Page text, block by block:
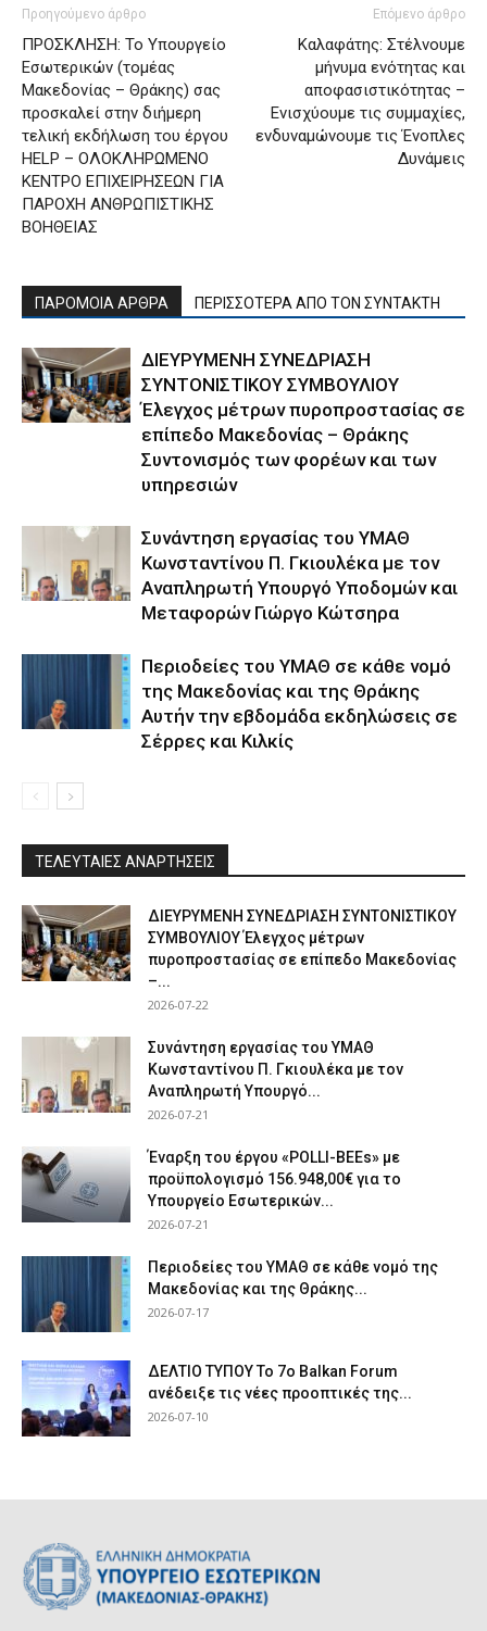
Προηγούμενο άρθρο
ΠΡΟΣΚΛΗΣΗ: Το Υπουργείο
Εσωτερικών (τομέας
Μακεδονίας – Θράκης) σας
προσκαλεί στην διήμερη
τελική εκδήλωση του έργου
HELP – ΟΛΟΚΛΗΡΩΜΕΝΟ
ΚΕΝΤΡΟ ΕΠΙΧΕΙΡΗΣΕΩΝ ΓΙΑ
ΠΑΡΟΧΗ ΑΝΘΡΩΠΙΣΤΙΚΗΣ
ΒΟΗΘΕΙΑΣ
Επόμενο άρθρο
Καλαφάτης: Στέλνουμε
μήνυμα ενότητας και
αποφασιστικότητας –
Ενισχύουμε τις συμμαχίες,
ενδυναμώνουμε τις Ένοπλες
Δυνάμεις
ΠΑΡΟΜΟΙΑ ΑΡΘΡΑ ΠΕΡΙΣΣΟΤΕΡΑ ΑΠΟ ΤΟΝ ΣΥΝΤΑΚΤΗ
ΔΙΕΥΡΥΜΕΝΗ ΣΥΝΕΔΡΙΑΣΗ
ΣΥΝΤΟΝΙΣΤΙΚΟΥ ΣΥΜΒΟΥΛΙΟΥ
Έλεγχος μέτρων πυροπροστασίας σε
επίπεδο Μακεδονίας – Θράκης
Συντονισμός των φορέων και των
υπηρεσιών
Συνάντηση εργασίας του ΥΜΑΘ
Κωνσταντίνου Π. Γκιουλέκα με τον
Αναπληρωτή Υπουργό Υποδομών και
Μεταφορών Γιώργο Κώτσηρα
Περιοδείες του ΥΜΑΘ σε κάθε νομό
της Μακεδονίας και της Θράκης
Αυτήν την εβδομάδα εκδηλώσεις σε
Σέρρες και Κιλκίς
ΤΕΛΕΥΤΑΙΕΣ ΑΝΑΡΤΗΣΕΙΣ
ΔΙΕΥΡΥΜΕΝΗ ΣΥΝΕΔΡΙΑΣΗ ΣΥΝΤΟΝΙΣΤΙΚΟΥ
ΣΥΜΒΟΥΛΙΟΥ Έλεγχος μέτρων
πυροπροστασίας σε επίπεδο Μακεδονίας
–...
2026-07-22
Συνάντηση εργασίας του ΥΜΑΘ
Κωνσταντίνου Π. Γκιουλέκα με τον
Αναπληρωτή Υπουργό...
2026-07-21
Έναρξη του έργου «POLLI-BEEs» με
προϋπολογισμό 156.948,00€ για το
Υπουργείο Εσωτερικών...
2026-07-21
Περιοδείες του ΥΜΑΘ σε κάθε νομό της
Μακεδονίας και της Θράκης...
2026-07-17
ΔΕΛΤΙΟ ΤΥΠΟΥ Το 7ο Balkan Forum
ανέδειξε τις νέες προοπτικές της...
2026-07-10